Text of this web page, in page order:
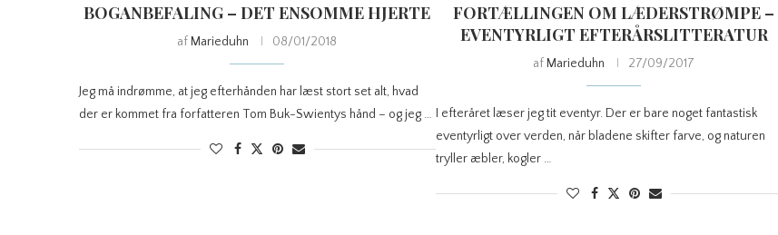
BOGANBEFALING – DET ENSOMME HJERTE
af Marieduhn 08/01/2018
Jeg må indrømme, at jeg efterhånden har læst stort set alt, hvad
der er kommet fra forfatteren Tom Buk-Swientys hånd – og jeg …
FORTÆLLINGEN OM LÆDERSTRØMPE –
EVENTYRLIGT EFTERÅRSLITTERATUR
af Marieduhn 27/09/2017
I efteråret læser jeg tit eventyr. Der er bare noget fantastisk
eventyrligt over verden, når bladene skifter farve, og naturen
tryller æbler, kogler …